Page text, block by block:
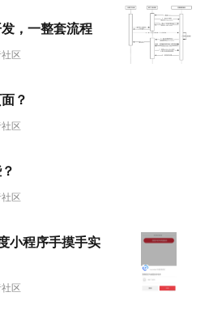
区
，一整套流程
区
？
区
区
小程序手摸手实